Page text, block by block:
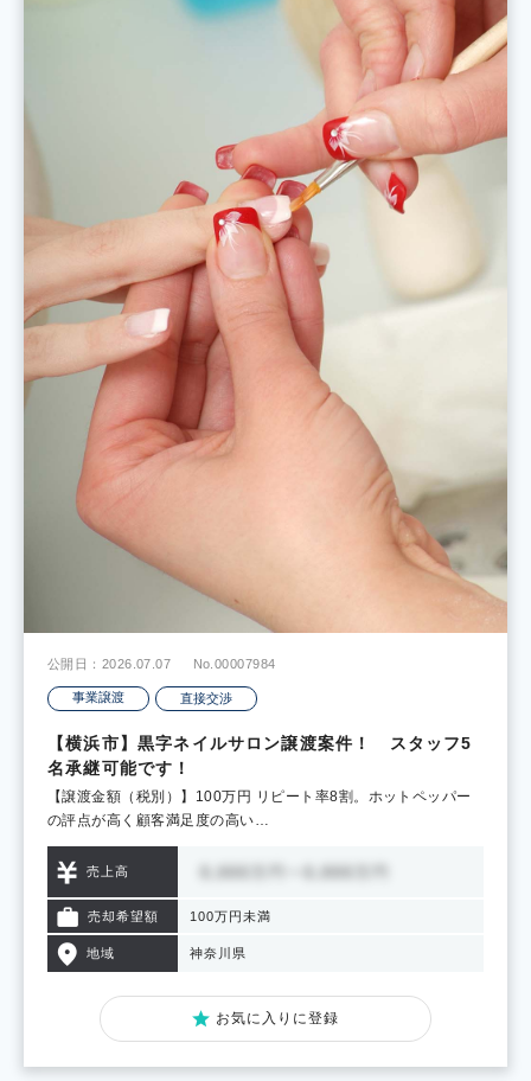
公開日：2026.07.07 No.00007984
事業譲渡 直接交渉
【横浜市】黒字ネイルサロン譲渡案件！ スタッフ5
名承継可能です！
【譲渡金額（税別）】100万円 リピート率8割。ホットペッパー
の評点が高く顧客満足度の高い…
売上高
売却希望額 100万円未満
地域 神奈川県
お気に入りに登録